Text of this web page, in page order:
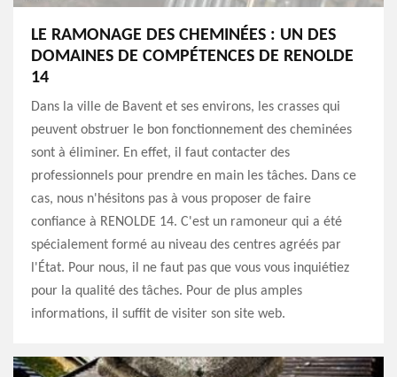
LE RAMONAGE DES CHEMINÉES : UN DES
DOMAINES DE COMPÉTENCES DE RENOLDE
14
Dans la ville de Bavent et ses environs, les crasses qui
peuvent obstruer le bon fonctionnement des cheminées
sont à éliminer. En effet, il faut contacter des
professionnels pour prendre en main les tâches. Dans ce
cas, nous n'hésitons pas à vous proposer de faire
confiance à RENOLDE 14. C'est un ramoneur qui a été
spécialement formé au niveau des centres agréés par
l'État. Pour nous, il ne faut pas que vous vous inquiétiez
pour la qualité des tâches. Pour de plus amples
informations, il suffit de visiter son site web.